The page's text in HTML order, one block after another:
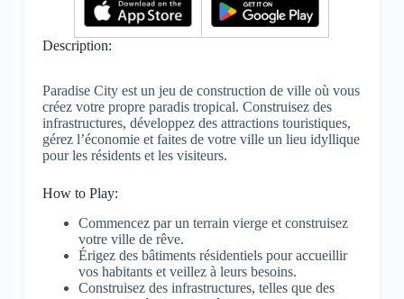
Description:
Paradise City est un jeu de construction de ville où vous
créez votre propre paradis tropical. Construisez des
infrastructures, développez des attractions touristiques,
gérez l’économie et faites de votre ville un lieu idyllique
pour les résidents et les visiteurs.
How to Play:
Commencez par un terrain vierge et construisez
votre ville de rêve.
Érigez des bâtiments résidentiels pour accueillir
vos habitants et veillez à leurs besoins.
Construisez des infrastructures, telles que des